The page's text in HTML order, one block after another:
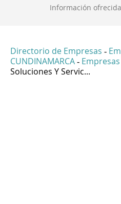
Información
Directorio de Empresas -
CUNDINAMARCA -
Soluciones Y Servic...